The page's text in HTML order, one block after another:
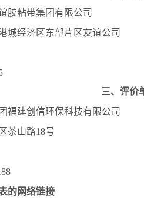
胶粘带集团有限公司
城经济区东部片区友谊公司
三、评价
福建创信环保科技有限公司
茶山路18号
的网络链接